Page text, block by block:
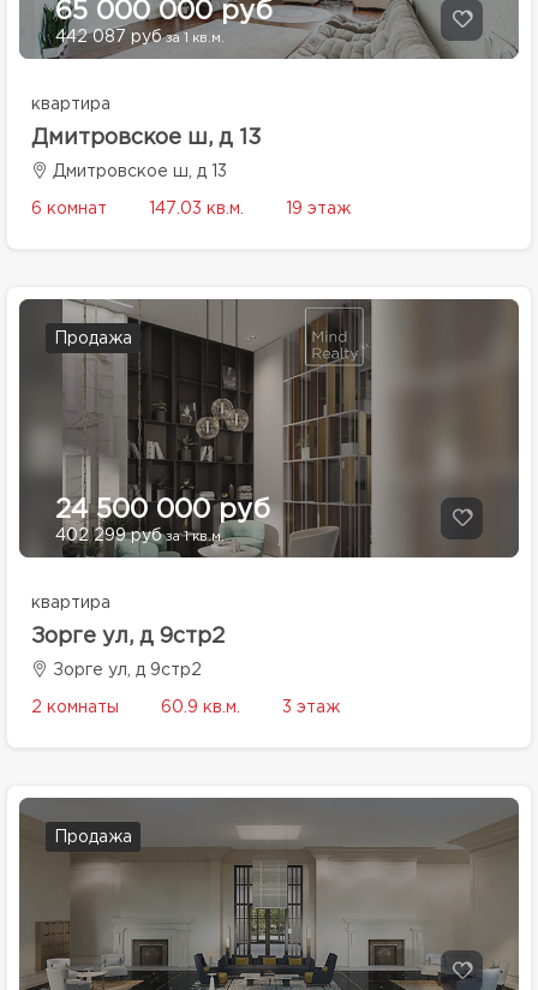
65 000 000 руб
442 087 рубза 1 кв.м.
квартира
Дмитровское ш, д 13
Дмитровское ш, д 13
6 комнат 147.03 кв.м. 19 этаж
Продажа
24 500 000 руб
402 299 рубза 1 кв.м.
квартира
Зорге ул, д 9стр2
Зорге ул, д 9стр2
2 комнаты 60.9 кв.м. 3 этаж
Продажа